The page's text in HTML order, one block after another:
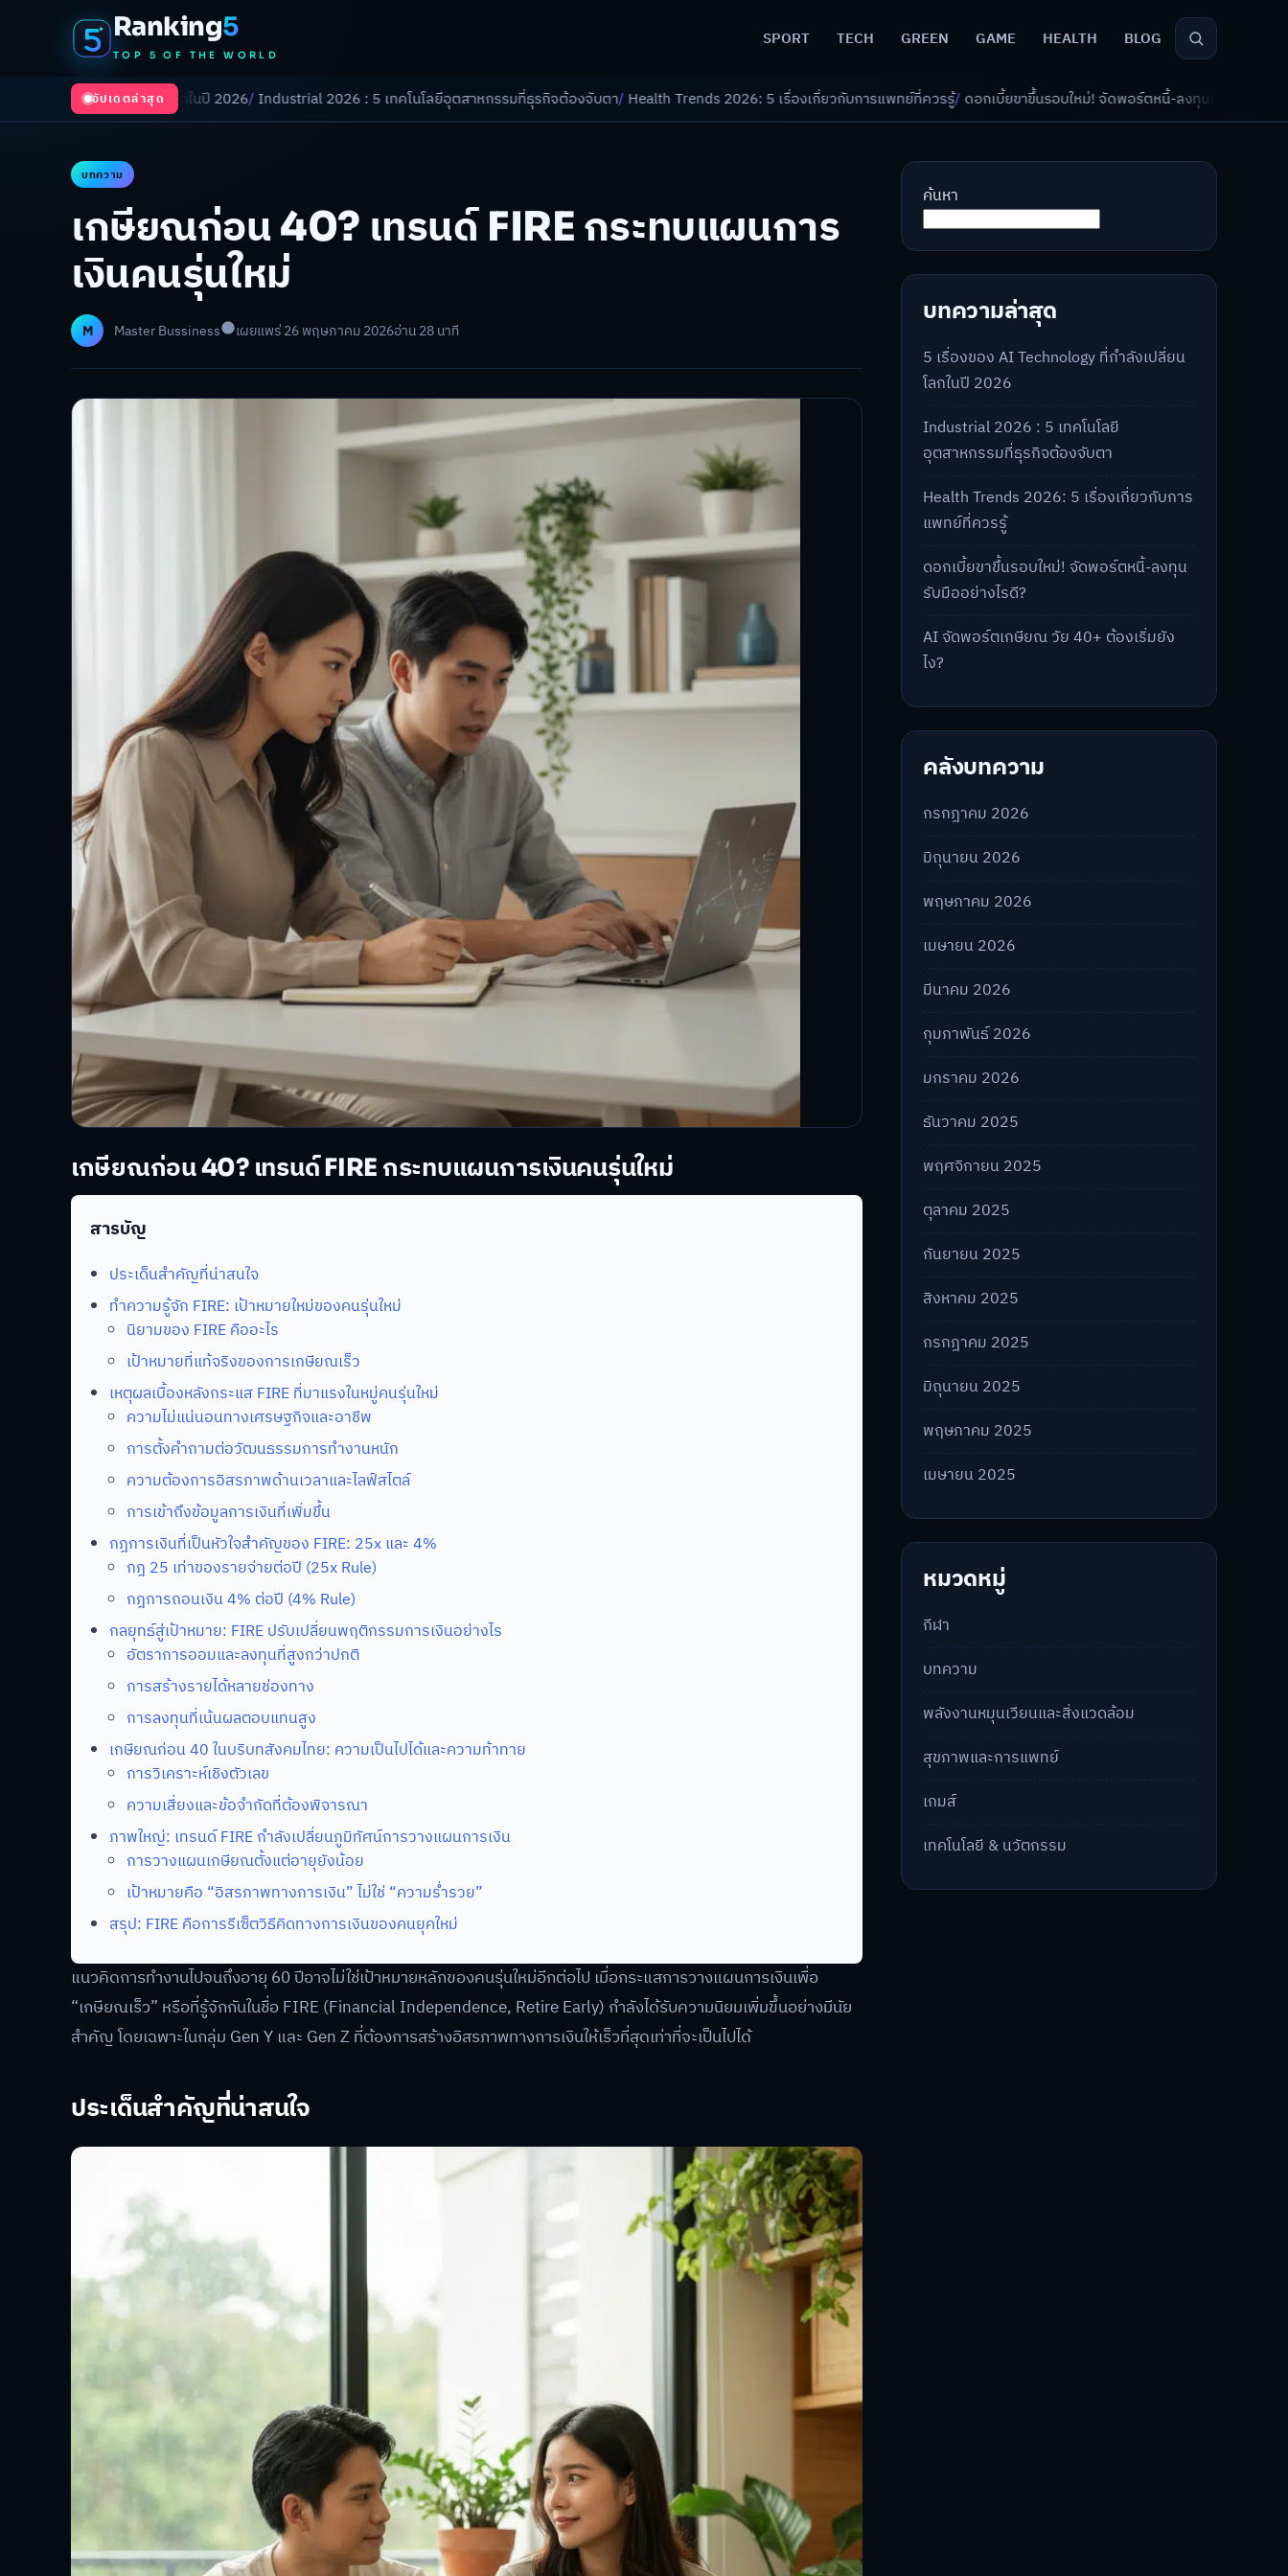
Ranking5
TOP 5 OF THE WORLD
SPORT TECH GREEN GAME HEALTH BLOG
อัปเดตล่าสุด
ลี่ยนโลกในปี 2026/Industrial 2026 : 5 เทคโนโลยีอุตสาหกรรมที่ธุรกิจต้องจับตา/Health Trends 2026: 5 เรื่องเกี่ยวกับการแพทย์ที่ควรรู้/ดอกเบี้ยขาขึ้นรอบใหม่! จัดพอร์ตหนี้-ลงทุนรับมืออย่างไรดี?/AI จัดพอร์ตเกษี
บทความ
เกษียณก่อน 40? เทรนด์ FIRE กระทบแผนการ
เงินคนรุ่นใหม่
M Master Bussiness เผยแพร่ 26 พฤษภาคม 2026อ่าน 28 นาที
เกษียณก่อน 40? เทรนด์ FIRE กระทบแผนการเงินคนรุ่นใหม่
สารบัญ
ประเด็นสำคัญที่น่าสนใจ
ทำความรู้จัก FIRE: เป้าหมายใหม่ของคนรุ่นใหม่
นิยามของ FIRE คืออะไร
เป้าหมายที่แท้จริงของการเกษียณเร็ว
เหตุผลเบื้องหลังกระแส FIRE ที่มาแรงในหมู่คนรุ่นใหม่
ความไม่แน่นอนทางเศรษฐกิจและอาชีพ
การตั้งคำถามต่อวัฒนธรรมการทำงานหนัก
ความต้องการอิสรภาพด้านเวลาและไลฟ์สไตล์
การเข้าถึงข้อมูลการเงินที่เพิ่มขึ้น
กฎการเงินที่เป็นหัวใจสำคัญของ FIRE: 25x และ 4%
กฎ 25 เท่าของรายจ่ายต่อปี (25x Rule)
กฎการถอนเงิน 4% ต่อปี (4% Rule)
กลยุทธ์สู่เป้าหมาย: FIRE ปรับเปลี่ยนพฤติกรรมการเงินอย่างไร
อัตราการออมและลงทุนที่สูงกว่าปกติ
การสร้างรายได้หลายช่องทาง
การลงทุนที่เน้นผลตอบแทนสูง
เกษียณก่อน 40 ในบริบทสังคมไทย: ความเป็นไปได้และความท้าทาย
การวิเคราะห์เชิงตัวเลข
ความเสี่ยงและข้อจำกัดที่ต้องพิจารณา
ภาพใหญ่: เทรนด์ FIRE กำลังเปลี่ยนภูมิทัศน์การวางแผนการเงิน
การวางแผนเกษียณตั้งแต่อายุยังน้อย
เป้าหมายคือ “อิสรภาพทางการเงิน” ไม่ใช่ “ความร่ำรวย”
สรุป: FIRE คือการรีเซ็ตวิธีคิดทางการเงินของคนยุคใหม่
แนวคิดการทำงานไปจนถึงอายุ 60 ปีอาจไม่ใช่เป้าหมายหลักของคนรุ่นใหม่อีกต่อไป เมื่อกระแสการวางแผนการเงินเพื่อ
“เกษียณเร็ว” หรือที่รู้จักกันในชื่อ FIRE (Financial Independence, Retire Early) กำลังได้รับความนิยมเพิ่มขึ้นอย่างมีนัย
สำคัญ โดยเฉพาะในกลุ่ม Gen Y และ Gen Z ที่ต้องการสร้างอิสรภาพทางการเงินให้เร็วที่สุดเท่าที่จะเป็นไปได้
ประเด็นสำคัญที่น่าสนใจ
ค้นหา
บทความล่าสุด
5 เรื่องของ AI Technology ที่กำลังเปลี่ยน
โลกในปี 2026
Industrial 2026 : 5 เทคโนโลยี
อุตสาหกรรมที่ธุรกิจต้องจับตา
Health Trends 2026: 5 เรื่องเกี่ยวกับการ
แพทย์ที่ควรรู้
ดอกเบี้ยขาขึ้นรอบใหม่! จัดพอร์ตหนี้-ลงทุน
รับมืออย่างไรดี?
AI จัดพอร์ตเกษียณ วัย 40+ ต้องเริ่มยัง
ไง?
คลังบทความ
กรกฎาคม 2026
มิถุนายน 2026
พฤษภาคม 2026
เมษายน 2026
มีนาคม 2026
กุมภาพันธ์ 2026
มกราคม 2026
ธันวาคม 2025
พฤศจิกายน 2025
ตุลาคม 2025
กันยายน 2025
สิงหาคม 2025
กรกฎาคม 2025
มิถุนายน 2025
พฤษภาคม 2025
เมษายน 2025
หมวดหมู่
กีฬา
บทความ
พลังงานหมุนเวียนและสิ่งแวดล้อม
สุขภาพและการแพทย์
เกมส์
เทคโนโลยี & นวัตกรรม